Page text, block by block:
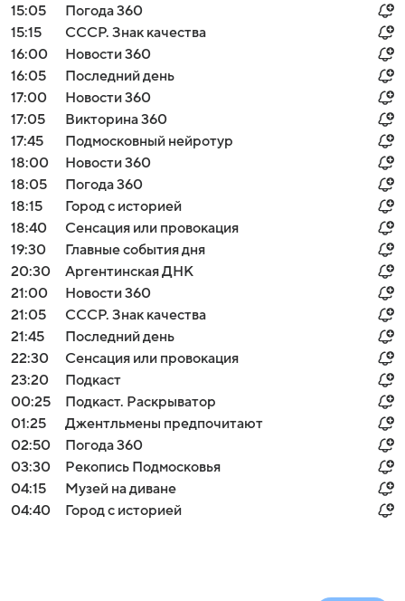
15:05
Погода 360
15:15
СССР. Знак качества
16:00
Новости 360
16:05
Последний день
17:00
Новости 360
17:05
Викторина 360
17:45
Подмосковный нейротур
18:00
Новости 360
18:05
Погода 360
18:15
Город с историей
18:40
Сенсация или провокация
19:30
Главные события дня
20:30
Аргентинская ДНК
21:00
Новости 360
21:05
СССР. Знак качества
21:45
Последний день
22:30
Сенсация или провокация
23:20
Подкаст
00:25
Подкаст. Раскрыватор
01:25
Джентльмены предпочитают
02:50
Погода 360
03:30
Рекопись Подмосковья
04:15
Музей на диване
04:40
Город с историей